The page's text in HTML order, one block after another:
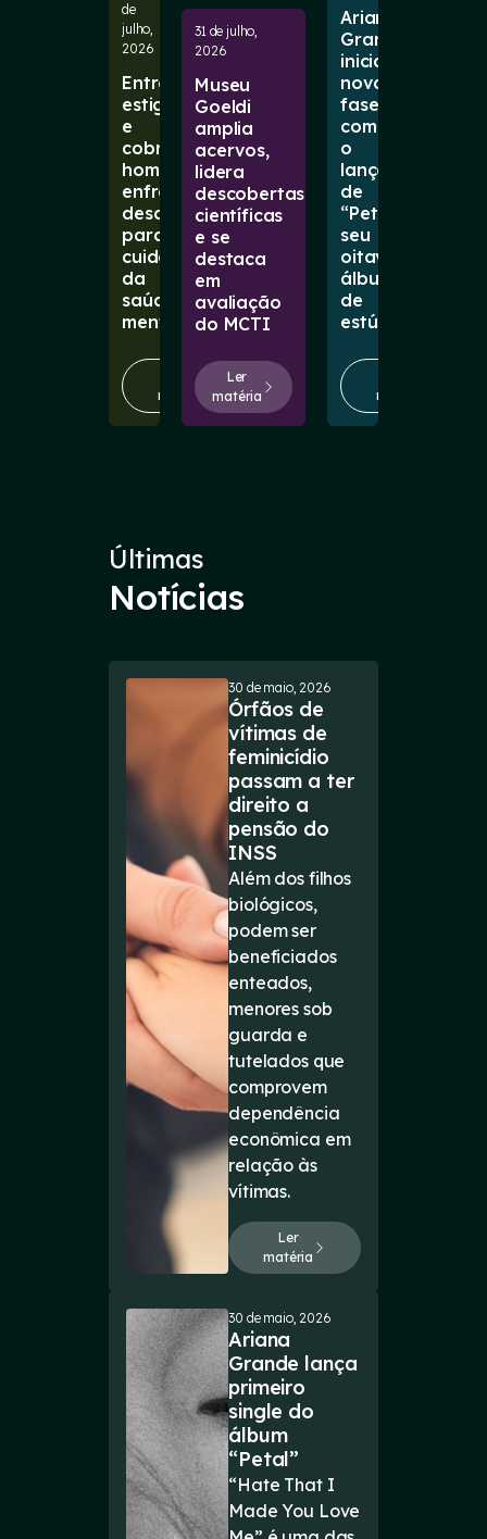
de
julho,
2026
Entre
estigmas
e
cobranças,
homens
enfrentam
desafios
para
cuidar
da
saúde
mental
matéria
31 de julho,
2026
Museu
Goeldi
amplia
acervos,
lidera
descobertas
científicas
e se
destaca
em
avaliação
do MCTI
Ler
matéria
Ariana
Grande
inicia
nova
fase
com
o
lançamento
de
“Petal”,
seu
oitavo
álbum
de
estúdio
matéria
Últimas
Notícias
30 de maio, 2026
Órfãos de
vítimas de
feminicídio
passam a ter
direito a
pensão do
INSS
Além dos filhos
biológicos,
podem ser
beneficiados
enteados,
menores sob
guarda e
tutelados que
comprovem
dependência
econômica em
relação às
vítimas.
Ler
matéria
30 de maio, 2026
Ariana
Grande lança
primeiro
single do
álbum
“Petal”
“Hate That I
Made You Love